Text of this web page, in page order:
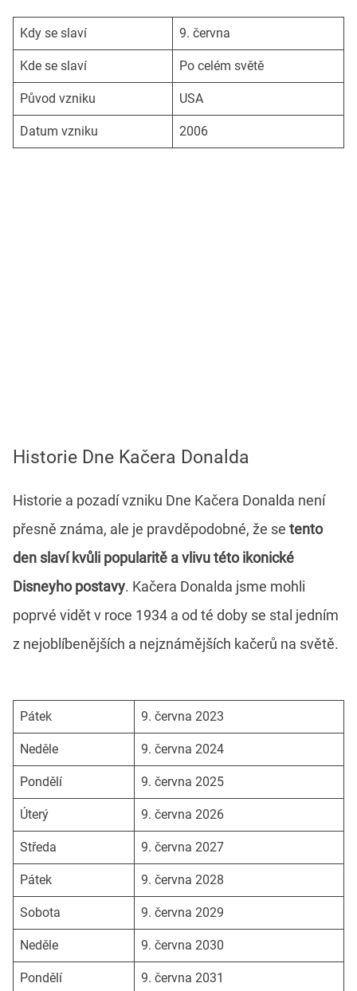
Kdy se slaví 9. června
Kde se slaví Po celém světě
Původ vzniku USA
Datum vzniku 2006
Historie Dne Kačera Donalda
Historie a pozadí vzniku Dne Kačera Donalda není
přesně známa, ale je pravděpodobné, že se tento
den slaví kvůli popularitě a vlivu této ikonické
Disneyho postavy. Kačera Donalda jsme mohli
poprvé vidět v roce 1934 a od té doby se stal jedním
z nejoblíbenějších a nejznámějších kačerů na světě.
Pátek 9. června 2023
Neděle 9. června 2024
Pondělí 9. června 2025
Úterý 9. června 2026
Středa 9. června 2027
Pátek 9. června 2028
Sobota 9. června 2029
Neděle 9. června 2030
Pondělí 9. června 2031